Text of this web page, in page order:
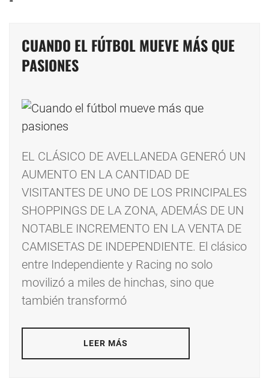
CUANDO EL FÚTBOL MUEVE MÁS QUE
PASIONES
EL CLÁSICO DE AVELLANEDA GENERÓ UN
AUMENTO EN LA CANTIDAD DE
VISITANTES DE UNO DE LOS PRINCIPALES
SHOPPINGS DE LA ZONA, ADEMÁS DE UN
NOTABLE INCREMENTO EN LA VENTA DE
CAMISETAS DE INDEPENDIENTE. El clásico
entre Independiente y Racing no solo
movilizó a miles de hinchas, sino que
también transformó
LEER MÁS